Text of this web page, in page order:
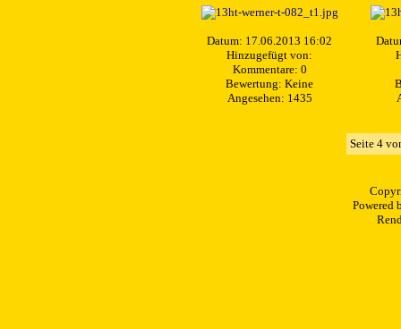
Datum: 17.06.2013 16:02
Hinzugefügt von:
Kommentare: 0
Bewertung: Keine
Angesehen: 1435
Seite 4
Powered